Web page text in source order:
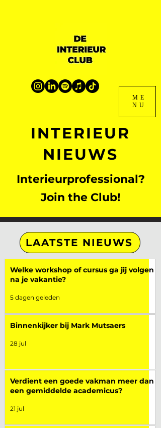
ME
NU
INTERIEUR
NIEUWS
Interieurprofessional?
Join the Club!
LAATSTE NIEUWS
Welke workshop of cursus ga jij volgen
na je vakantie?
5 dagen geleden
Binnenkijker bij Mark Mutsaers
28 jul
Verdient een goede vakman meer dan
een gemiddelde academicus?
21 jul